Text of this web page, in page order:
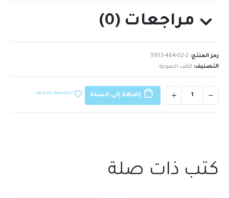
مراجعات (0)
رمز المنتج: 9953-464-02-2
التصنيف: الكتب الصوتية
إضافة إلى السلة ADD TO WISHLIST
كتب ذات صلة